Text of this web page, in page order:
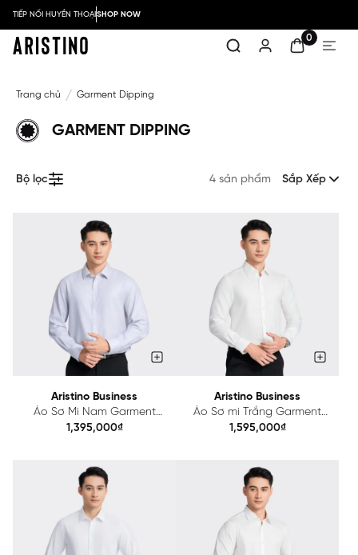
TIẾP NỐI HUYỀN THOẠISHOP NOW
0
Trang chủ Garment Dipping
GARMENT DIPPING
Bộ lọc 4 sản phẩm Sắp Xếp
Aristino Business
Áo Sơ Mi Nam Garment
Dipping Aristino Business
1,395,000₫
Aristino Business
Áo Sơ mi Trắng Garment
Dipping Nam Aristino
1,595,000₫